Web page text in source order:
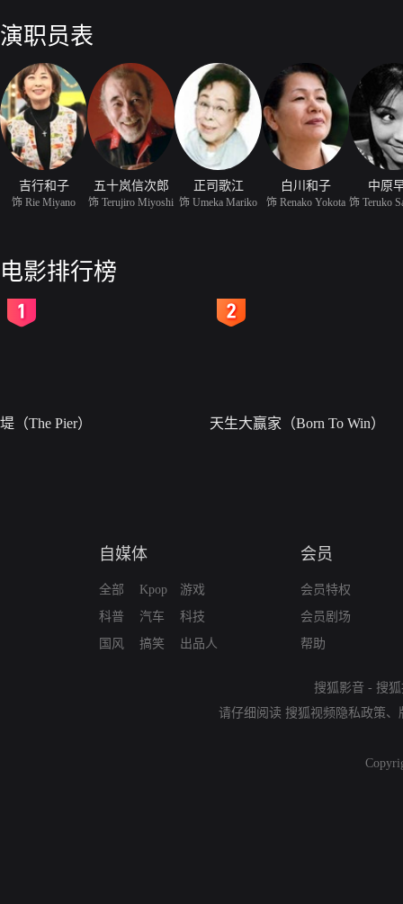
演职员表
吉行和子
饰 Rie Miyano
五十岚信次郎
饰 Terujiro Miyoshi
正司歌江
饰 Umeka Mariko
白川和子
饰 Renako Yokota
中原
饰 Teruko
电影排行榜
堤（The Pier） 天生大赢家（Born To Win）
自媒体
全部
科普
国风
Kpop
汽车
搞笑
游戏
科技
出品人
会员
会员特权
会员剧场
帮助
搜狐影音 - 搜
请仔细阅读 搜狐视频隐私政策、